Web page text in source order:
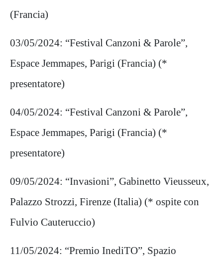
(Francia)
03/05/2024: “Festival Canzoni & Parole”,
Espace Jemmapes, Parigi (Francia) (*
presentatore)
04/05/2024: “Festival Canzoni & Parole”,
Espace Jemmapes, Parigi (Francia) (*
presentatore)
09/05/2024: “Invasioni”, Gabinetto Vieusseux,
Palazzo Strozzi, Firenze (Italia) (* ospite con
Fulvio Cauteruccio)
11/05/2024: “Premio InediTO”, Spazio